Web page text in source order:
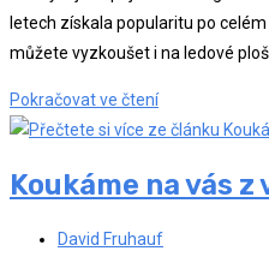
příspěvku
letech získala popularitu po celém
můžete vyzkoušet i na ledové
Pokračovat ve čteníZorbing
fotbal
ledě?
Koukáme na vás z
Autor
David Fruhauf